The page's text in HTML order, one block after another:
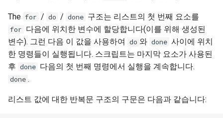
The for / do / done 구조는 리스트의 첫 번째 요소를
for 다음에 위치한 변수에 할당합니다(이를 위해 생성된
변수). 그런 다음 이 값을 사용하여 do 와 done 사이에 위치
한 명령들이 실행됩니다. 스크립트는 마지막 요소가 사용된
후 done 다음의 첫 번째 명령에서 실행을 계속합니다.
done .
리스트 값에 대한 반복문 구조의 구문은 다음과 같습니다: